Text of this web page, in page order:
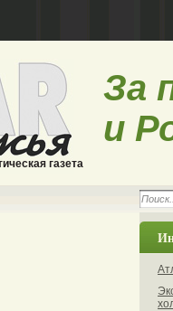
газета
За
и